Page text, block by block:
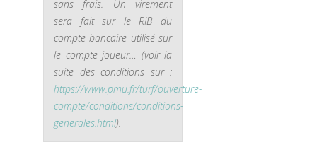
sans frais. Un virement
sera fait sur le RIB du
compte bancaire utilisé sur
le compte joueur… (voir la
suite des conditions sur :
https://www.pmu.fr/turf/ouverture-
compte/conditions/conditions-
generales.html).